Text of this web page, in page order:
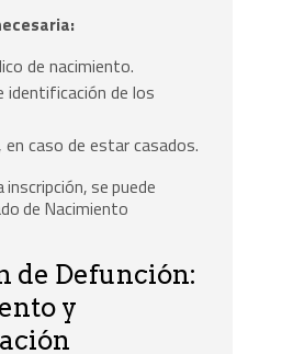
de nacimiento.
identificación de los
caso de estar casados.
inscripción, se puede
de Nacimiento
de Defunción:
y